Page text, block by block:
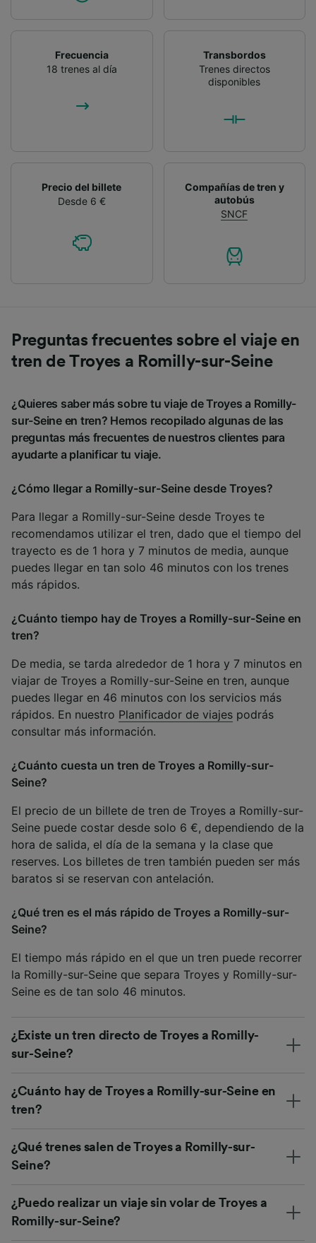
Frecuencia
18 trenes al día
Transbordos
Trenes directos
disponibles
Precio del billete
Desde 6 €
Compañías de tren y
autobús
SNCF
Preguntas frecuentes sobre el viaje en
tren de Troyes a Romilly-sur-Seine
¿Quieres saber más sobre tu viaje de Troyes a Romilly-
sur-Seine en tren? Hemos recopilado algunas de las
preguntas más frecuentes de nuestros clientes para
ayudarte a planificar tu viaje.
¿Cómo llegar a Romilly-sur-Seine desde Troyes?
Para llegar a Romilly-sur-Seine desde Troyes te
recomendamos utilizar el tren, dado que el tiempo del
trayecto es de 1 hora y 7 minutos de media, aunque
puedes llegar en tan solo 46 minutos con los trenes
más rápidos.
¿Cuánto tiempo hay de Troyes a Romilly-sur-Seine en
tren?
De media, se tarda alrededor de 1 hora y 7 minutos en
viajar de Troyes a Romilly-sur-Seine en tren, aunque
puedes llegar en 46 minutos con los servicios más
rápidos. En nuestro Planificador de viajes podrás
consultar más información.
¿Cuánto cuesta un tren de Troyes a Romilly-sur-
Seine?
El precio de un billete de tren de Troyes a Romilly-sur-
Seine puede costar desde solo 6 €, dependiendo de la
hora de salida, el día de la semana y la clase que
reserves. Los billetes de tren también pueden ser más
baratos si se reservan con antelación.
¿Qué tren es el más rápido de Troyes a Romilly-sur-
Seine?
El tiempo más rápido en el que un tren puede recorrer
la Romilly-sur-Seine que separa Troyes y Romilly-sur-
Seine es de tan solo 46 minutos.
¿Existe un tren directo de Troyes a Romilly-
sur-Seine?
¿Cuánto hay de Troyes a Romilly-sur-Seine en
tren?
¿Qué trenes salen de Troyes a Romilly-sur-
Seine?
¿Puedo realizar un viaje sin volar de Troyes a
Romilly-sur-Seine?